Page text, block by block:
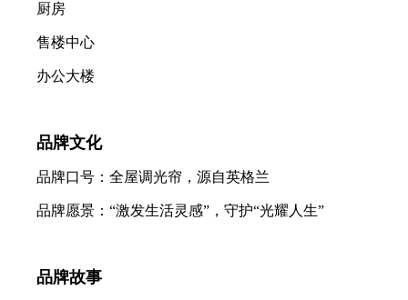
厨房
售楼中心
办公大楼
品牌文化
品牌口号：全屋调光帘，源自英格兰
品牌愿景：“激发生活灵感”，守护“光耀人生”
品牌故事